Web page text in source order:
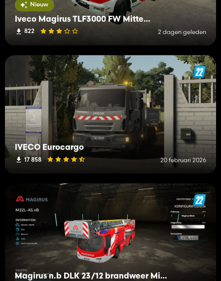
Nieuw
Iveco Magirus TLF3000 FW Mittelberg
822 2 dagen geleden
IVECO Eurocargo
17 858 20 februari 2026
Magirus n.b DLK 23/12 brandweer Mittelberg